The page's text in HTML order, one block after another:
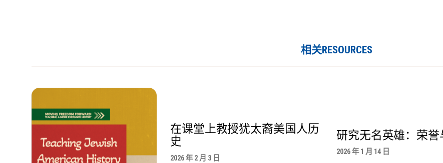
相关RESOURCES
在课堂上教授犹太裔美国人历
史
2026 年 2 月 3 日
研究无名英雄：荣
2026 年 1 月 14 日